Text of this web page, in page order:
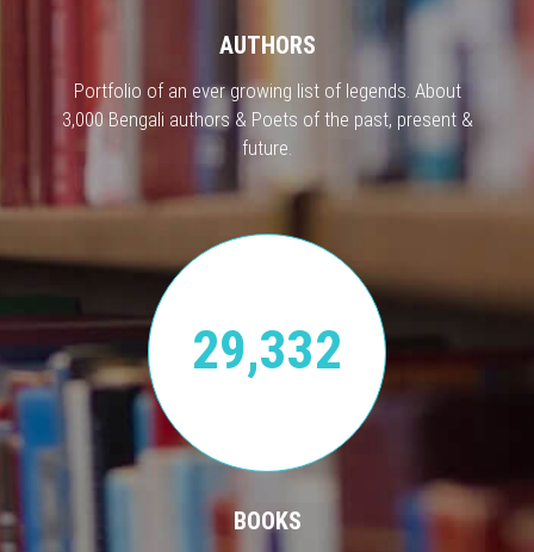
AUTHORS
Portfolio of an ever growing list of legends. About
3,000 Bengali authors & Poets of the past, present &
future.
29,332
BOOKS